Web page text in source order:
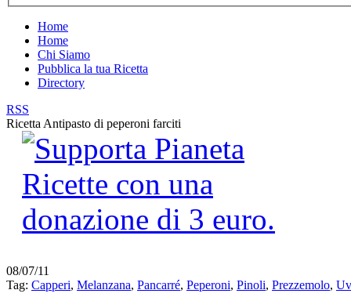
Home
Home
Chi Siamo
Pubblica la tua Ricetta
Directory
RSS
Ricetta Antipasto di peperoni farciti
08/07/11
Tag: Capperi, Melanzana, Pancarré, Peperoni, Pinoli, Prezzemolo,